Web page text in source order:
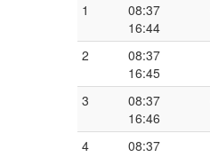
1
08:37
16:44
2
08:37
16:45
3
08:37
16:46
4
08:37